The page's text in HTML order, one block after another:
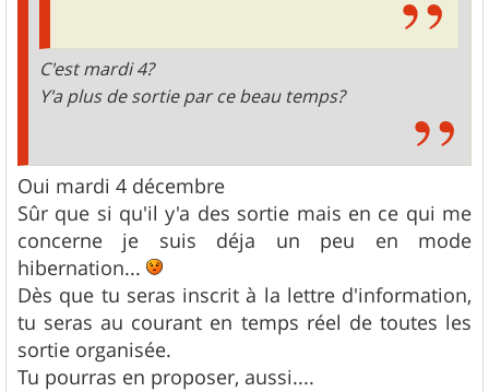
C'est mardi 4?
Y'a plus de sortie par ce beau temps?
Oui mardi 4 décembre
Sûr que si qu'il y'a des sortie mais en ce qui me
concerne je suis déja un peu en mode
hibernation...
Dès que tu seras inscrit à la lettre d'information,
tu seras au courant en temps réel de toutes les
sortie organisée.
Tu pourras en proposer, aussi....